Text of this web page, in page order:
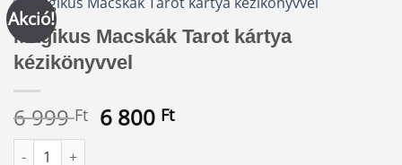
Akció!
Mágikus Macskák Tarot kártya
kézikönyvvel
6 999Ft Original
6 800 FtCurrent
Mágikus Macskák Tarot kártya kézikönyvvel mennyiség
Alternative: